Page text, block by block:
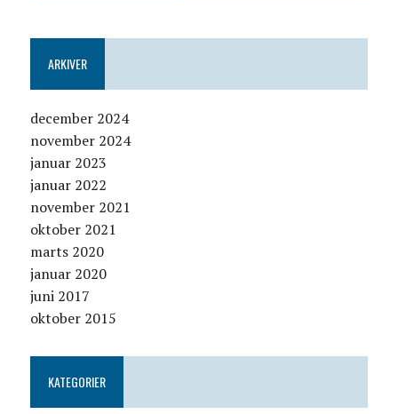
ARKIVER
december 2024
november 2024
januar 2023
januar 2022
november 2021
oktober 2021
marts 2020
januar 2020
juni 2017
oktober 2015
KATEGORIER